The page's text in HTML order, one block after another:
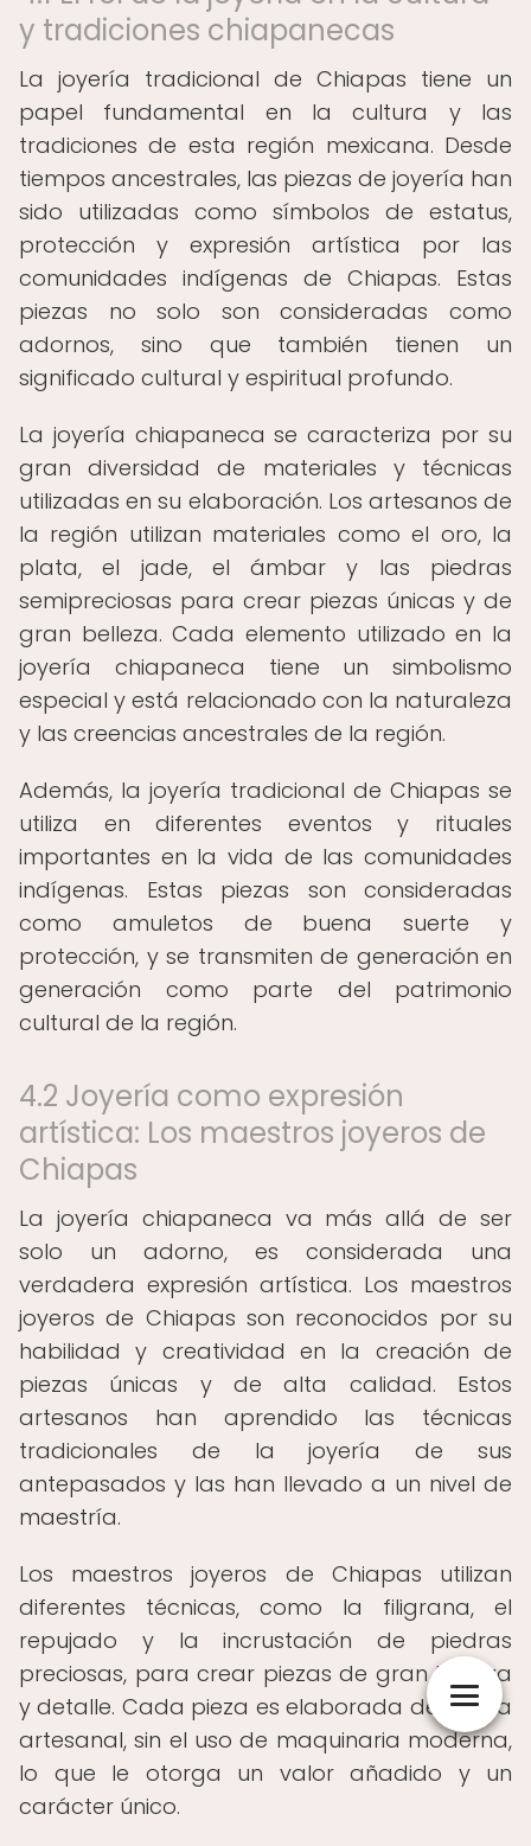
y tradiciones chiapanecas
La joyería tradicional de Chiapas tiene un
papel fundamental en la cultura y las
tradiciones de esta región mexicana. Desde
tiempos ancestrales, las piezas de joyería han
sido utilizadas como símbolos de estatus,
protección y expresión artística por las
comunidades indígenas de Chiapas. Estas
piezas no solo son consideradas como
adornos, sino que también tienen un
significado cultural y espiritual profundo.
La joyería chiapaneca se caracteriza por su
gran diversidad de materiales y técnicas
utilizadas en su elaboración. Los artesanos de
la región utilizan materiales como el oro, la
plata, el jade, el ámbar y las piedras
semipreciosas para crear piezas únicas y de
gran belleza. Cada elemento utilizado en la
joyería chiapaneca tiene un simbolismo
especial y está relacionado con la naturaleza
y las creencias ancestrales de la región.
Además, la joyería tradicional de Chiapas se
utiliza en diferentes eventos y rituales
importantes en la vida de las comunidades
indígenas. Estas piezas son consideradas
como amuletos de buena suerte y
protección, y se transmiten de generación en
generación como parte del patrimonio
cultural de la región.
4.2 Joyería como expresión
artística: Los maestros joyeros de
Chiapas
La joyería chiapaneca va más allá de ser
solo un adorno, es considerada una
verdadera expresión artística. Los maestros
joyeros de Chiapas son reconocidos por su
habilidad y creatividad en la creación de
piezas únicas y de alta calidad. Estos
artesanos han aprendido las técnicas
tradicionales de la joyería de sus
antepasados y las han llevado a un nivel de
maestría.
Los maestros joyeros de Chiapas utilizan
diferentes técnicas, como la filigrana, el
repujado y la incrustación de piedras
preciosas, para crear piezas de gran belleza
y detalle. Cada pieza es elaborada de forma
artesanal, sin el uso de maquinaria moderna,
lo que le otorga un valor añadido y un
carácter único.